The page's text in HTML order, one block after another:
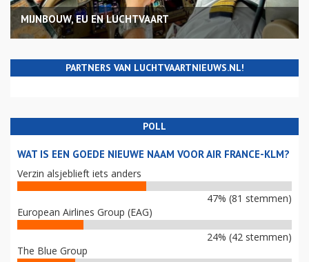
MIJNBOUW, EU EN LUCHTVAART
PARTNERS VAN LUCHTVAARTNIEUWS.NL!
POLL
WAT IS EEN GOEDE NIEUWE NAAM VOOR AIR FRANCE-KLM?
Verzin alsjeblieft iets anders
47% (81 stemmen)
European Airlines Group (EAG)
24% (42 stemmen)
The Blue Group